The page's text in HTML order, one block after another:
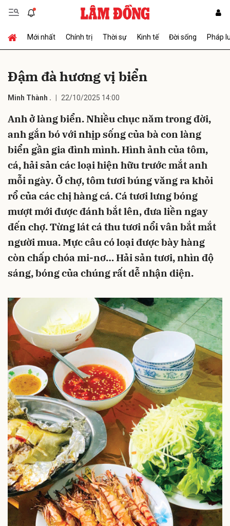
Mới nhất Chính trị Thời sự Kinh tế Đời sống Pháp
Đậm đà hương vị biển
Minh Thành . 22/10/2025 14:00
Anh ở làng biển. Nhiều chục năm trong đời,
anh gắn bó với nhịp sống của bà con làng
biển gần gia đình mình. Hình ảnh của tôm,
cá, hải sản các loại hiện hữu trước mắt anh
mỗi ngày. Ở chợ, tôm tươi búng văng ra khỏi
rổ của các chị hàng cá. Cá tươi lưng bóng
mượt mới được đánh bắt lên, đưa liền ngay
đến chợ. Từng lát cá thu tươi nổi vân bắt mắt
người mua. Mực câu có loại được bày hàng
còn chấp chóa mi-nơ… Hải sản tươi, nhìn độ
sáng, bóng của chúng rất dễ nhận diện.
Gửi bình luận
Hủy Gửi